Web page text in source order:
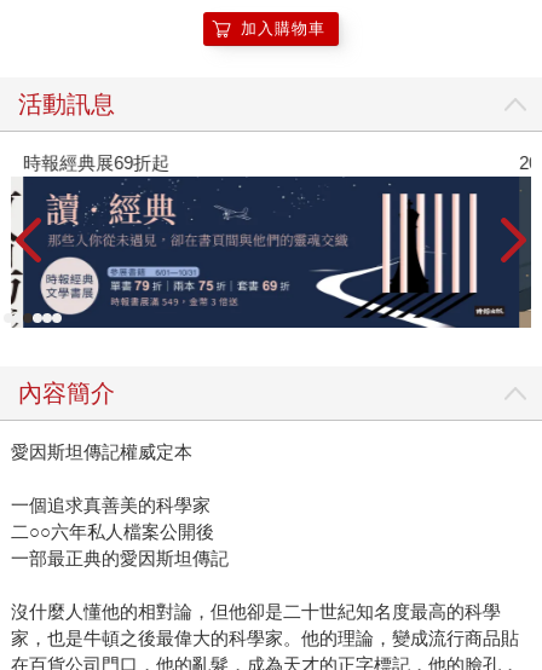
後總結說在當時的德國「他 [愛因斯坦] 是當時少數幾位保有
自由思想、不具奴性的人。」愛因斯坦毫不畏懼地強硬批評
美國。 關於愛因斯坦的生平個性與思考脈絡的電影戲劇，可
頓是英國天文學家，可說是首先認識到愛因斯坦廣義相對論
的正確性與重要性，因此獨排眾議跑到西非去進行驗證實
驗，成為第一位證實愛因斯坦理論的人。另外近日即將上檔
的戲劇《世紀天才》劇情是根據華特．艾薩克森所著的
《2017850092145》，是國家地理首部劇情影集，劇中除了
探索愛因斯坦在職業上非凡的成就外，也觸及他那反覆無常
愛因斯坦的著作長久以來最令讀者驚豔，並放在書櫃經典必
讀的莫過於《2018740776909》，相較於市面上各個大師級
的物理教授以各種圖解、數學公式來解釋相對論，同樣是物
想，他是以抽象的藝術來說科學，來說科學中最捉摸難定，
最具關鍵地位的概念──時間。三十個各自獨立的夢境，既試
圖描繪愛因斯坦的思考方式，又留下了無數個關於生命的問
加入購物車
活動訊息
時報經典展69折起
內容簡介
愛因斯坦傳記權威定本
一個追求真善美的科學家
二○○六年私人檔案公開後
一部最正典的愛因斯坦傳記
沒什麼人懂他的相對論，但他卻是二十世紀知名度最高的科學
家，也是牛頓之後最偉大的科學家。他的理論，變成流行商品貼
在百貨公司門口，他的亂髮，成為天才的正字標記，他的臉孔，